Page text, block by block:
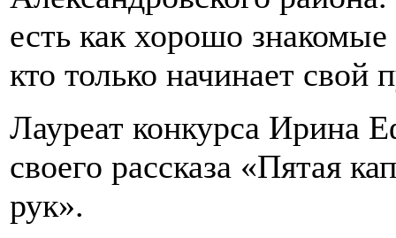
есть как хорошо
кто только начинает свой
Лауреат конкурса Ирина
своего рассказа «Пятая
рук».